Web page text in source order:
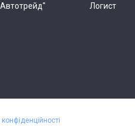
Логист
конфіденційності